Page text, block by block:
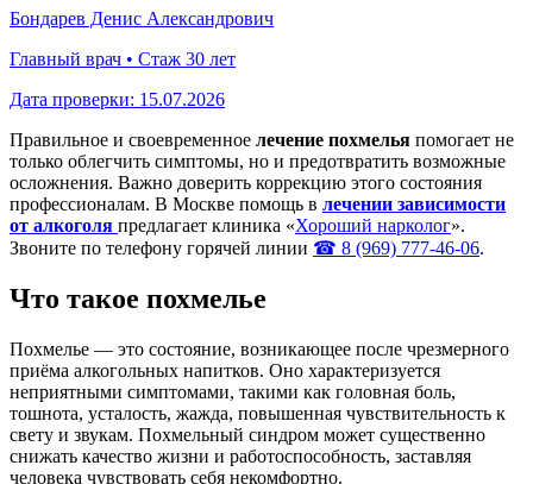
Бондарев Денис Александрович
Главный врач • Стаж 30 лет
Дата проверки: 15.07.2026
Правильное и своевременное лечение похмелья помогает не
только облегчить симптомы, но и предотвратить возможные
осложнения. Важно доверить коррекцию этого состояния
профессионалам. В Москве помощь в лечении зависимости
от алкоголя предлагает клиника «Хороший нарколог».
Звоните по телефону горячей линии ☎ 8 (969) 777-46-06.
Что такое похмелье
Похмелье — это состояние, возникающее после чрезмерного
приёма алкогольных напитков. Оно характеризуется
неприятными симптомами, такими как головная боль,
тошнота, усталость, жажда, повышенная чувствительность к
свету и звукам. Похмельный синдром может существенно
снижать качество жизни и работоспособность, заставляя
человека чувствовать себя некомфортно.